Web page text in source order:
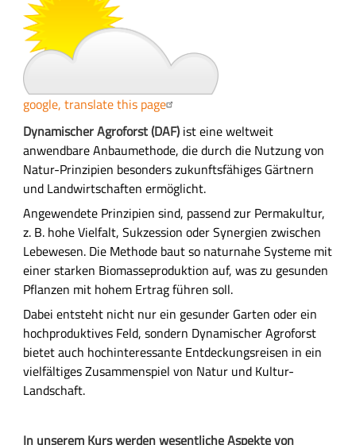
n
f
s
s
u
n
g
google, translate this page
A
u
s
f
ü
h
r
l
i
h
e
B
e
s
h
Dynamischer Agroforst (DAF)ist eine weltweit
anwendbare Anbaumethode, die durch die Nutzung von
Natur-Prinzipien besonders zukunftsfähiges Gärtnern
und Landwirtschaften ermöglicht.
Angewendete Prinzipien sind, passend zur Permakultur,
z. B. hohe Vielfalt, Sukzession oder Synergien zwischen
Lebewesen. Die Methode baut so naturnahe Systeme mit
einer starken Biomasseproduktion auf, was zu gesunden
Pflanzen mit hohem Ertrag führen soll.
Dabei entsteht nicht nur ein gesunder Garten oder ein
hochproduktives Feld, sondern Dynamischer Agroforst
bietet auch hochinteressante Entdeckungsreisen in ein
vielfältiges Zusammenspiel von Natur und Kultur-
Landschaft.
In unserem Kurs werden wesentliche Aspekte von